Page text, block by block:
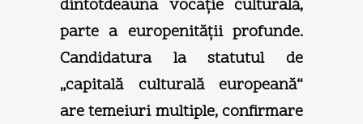
dintotdeauna vocaţie culturală,
parte a europenităţii profunde.
Candidatura la statutul de
„capitală culturală europeană“
are temeiuri multiple, confirmare